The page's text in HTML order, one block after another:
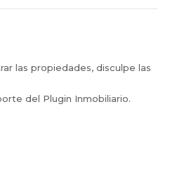
las propiedades, disculpe las
del Plugin Inmobiliario.